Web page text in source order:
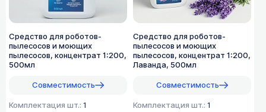
Средство для роботов-
пылесосов и моющих
пылесосов, концентрат 1:200,
500мл
Совместимость
Комплектация шт.: 1
Средство для роботов-
пылесосов и моющих
пылесосов, концентрат 1:200,
Лаванда, 500мл
Совместимость
Комплектация шт.: 1